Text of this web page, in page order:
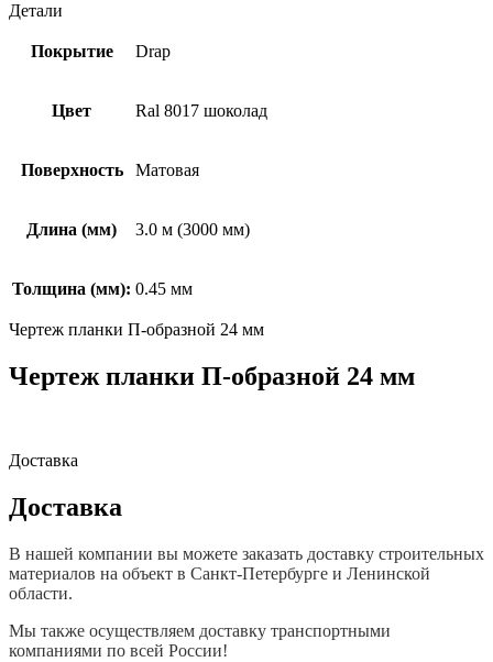
Детали
Покрытие Drap
Цвет Ral 8017 шоколад
Поверхность Матовая
Длина (мм) 3.0 м (3000 мм)
Толщина (мм): 0.45 мм
Чертеж планки П-образной 24 мм
Чертеж планки П-образной 24 мм
Доставка
Доставка
В нашей компании вы можете заказать доставку строительных
материалов на объект в Санкт-Петербурге и Ленинской
области.
Мы также осуществляем доставку транспортными
компаниями по всей России!